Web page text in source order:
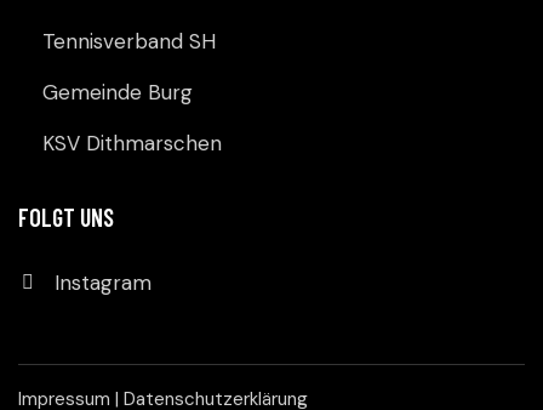
Tennisverband SH
Gemeinde Burg
KSV Dithmarschen
FOLGT UNS
Instagram
Impressum | Datenschutzerklärung